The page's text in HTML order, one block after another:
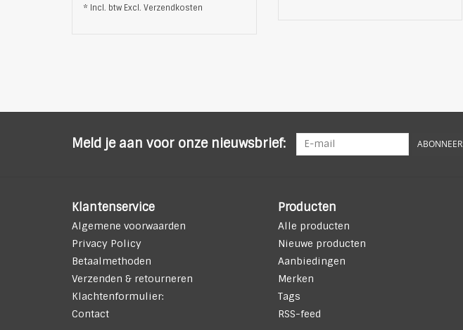
* Incl. btw Excl. Verzendkosten
Meld je aan voor onze nieuwsbrief: ABONNEER
Klantenservice
Algemene voorwaarden
Privacy Policy
Betaalmethoden
Verzenden & retourneren
Klachtenformulier:
Contact
Producten
Alle producten
Nieuwe producten
Aanbiedingen
Merken
Tags
RSS-feed